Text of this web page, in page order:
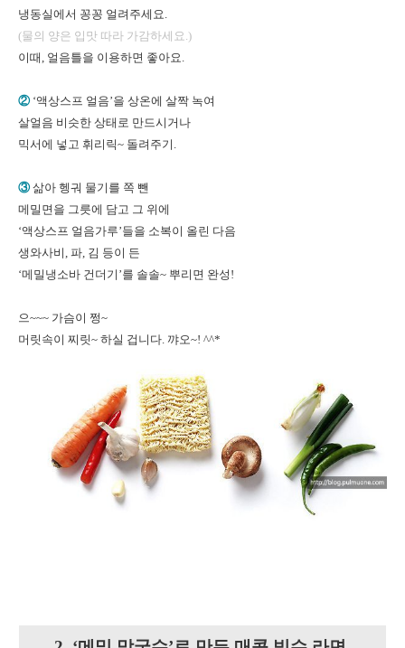
냉동실에서 꽁꽁 얼려주세요.
(물의 양은 입맛 따라 가감하세요.)
이때, 얼음틀을 이용하면 좋아요.
② ‘액상스프 얼음’을 상온에 살짝 녹여
살얼음 비슷한 상태로 만드시거나
믹서에 넣고 휘리릭~ 돌려주기.
③삶아 헹궈 물기를 쪽 뺀
메밀면을 그릇에 담고 그 위에
‘액상스프 얼음가루’들을 소복이 올린 다음
생와사비, 파, 김 등이 든
‘메밀냉소바 건더기’를 솔솔~ 뿌리면 완성!
으~~~ 가슴이 쩡~
머릿속이 찌릿~ 하실 겁니다. 꺄오~! ^^*